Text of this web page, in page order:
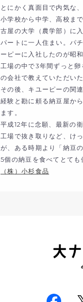
とにかく真面目で内気な
小学校から中学、高校ま
古屋の大学（農学部）に
パートに一人住まい。パ
ーピーに入社したのが昭
工場の中で3年間ずっと
の会社で教えていただい
その後、キユーピーの関
経験と勘に頼る納豆屋か
ます。
平成12年に念願、最新の
工場で抜き取りなど、け
が、ある時期より「納豆
5個の納豆を食べてとても
（株）小杉食品